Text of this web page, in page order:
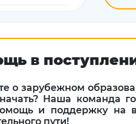
в
о зарубежном
Наша команда
и поддержку на
пути!